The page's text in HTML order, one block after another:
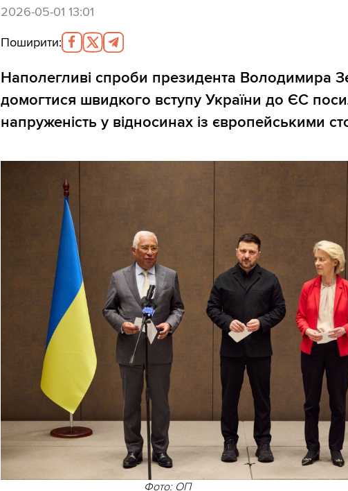
2026-05-01 13:01
Поширити:
Наполегливі спроби президента Володимира
домогтися швидкого вступу України до ЄС
напруженість у відносинах із європейськими
Фото: ОП